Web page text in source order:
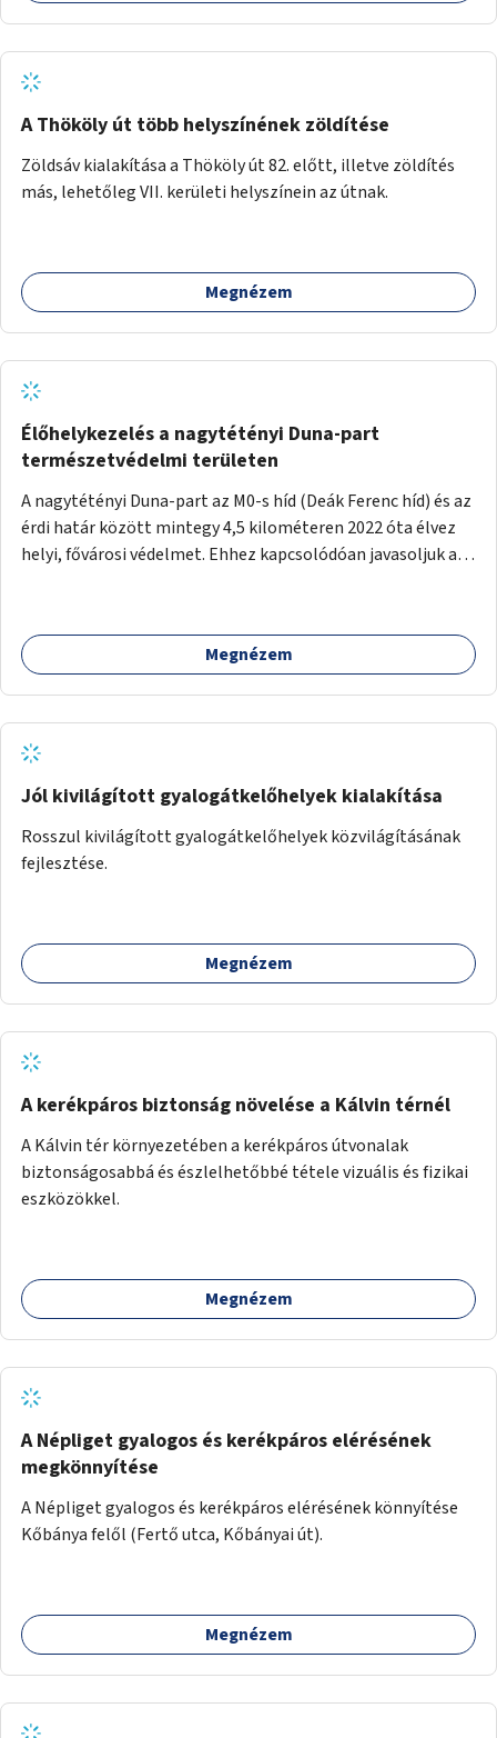
A Thököly út több helyszínének zöldítése
Zöldsáv kialakítása a Thököly út 82. előtt, illetve zöldítés
más, lehetőleg VII. kerületi helyszínein az útnak.
Megnézem
Élőhelykezelés a nagytétényi Duna-part
természetvédelmi területen
A nagytétényi Duna-part az M0-s híd (Deák Ferenc híd) és az
érdi határ között mintegy 4,5 kilométeren 2022 óta élvez
helyi, fővárosi védelmet. Ehhez kapcsolódóan javasoljuk a
Megnézem
Jól kivilágított gyalogátkelőhelyek kialakítása
Rosszul kivilágított gyalogátkelőhelyek közvilágításának
fejlesztése.
Megnézem
A kerékpáros biztonság növelése a Kálvin térnél
A Kálvin tér környezetében a kerékpáros útvonalak
biztonságosabbá és észlelhetőbbé tétele vizuális és fizikai
eszközökkel.
Megnézem
A Népliget gyalogos és kerékpáros elérésének
megkönnyítése
A Népliget gyalogos és kerékpáros elérésének könnyítése
Kőbánya felől (Fertő utca, Kőbányai út).
Megnézem